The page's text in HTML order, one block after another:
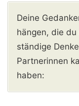
Deine
hängen, die
ständige
Partnerinnen
haben: